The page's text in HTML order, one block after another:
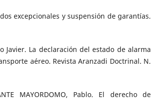
excepcionales y suspensión de garantías.
Javier. La declaración del estado de alarma
aéreo. Revista Aranzadi Doctrinal. N.
MAYORDOMO, Pablo. El derecho de